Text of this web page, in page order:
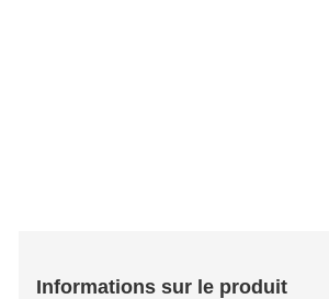
Informations sur le produit